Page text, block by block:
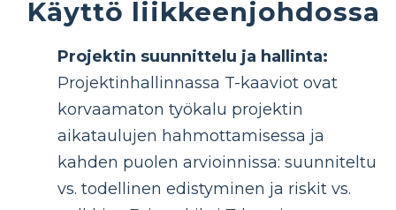
Käyttö liikkeenjohdossa
Projektin suunnittelu ja hallinta:
Projektinhallinnassa T-kaaviot ovat
korvaamaton työkalu projektin
aikataulujen hahmottamisessa ja
kahden puolen arvioinnissa: suunniteltu
vs. todellinen edistyminen ja riskit vs.